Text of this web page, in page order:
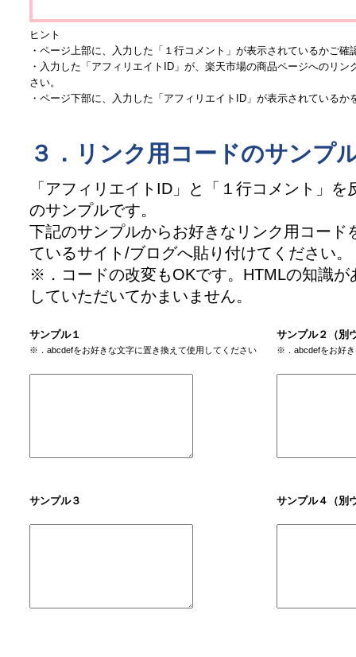
ヒント
・ページ上部に、入力した「１行コメント」が表示されているかご確
・入力した「アフィリエイトID」が、楽天市場の商品ページへのリ
さい。
・ページ下部に、入力した「アフィリエイトID」が表示されているか
３．リンク用コードのサンプ
「アフィリエイトID」と「１行コメント」
のサンプルです。
下記のサンプルからお好きなリンク用コード
ているサイト/ブログへ貼り付けてください。
※．コードの改変もOKです。HTMLの知識が
していただいてかまいません。
サンプル１
※．abcdefをお好きな文字に置き換えて使用してください
サンプル２（別
※．abcdefをお好
サンプル３ サンプル４（別